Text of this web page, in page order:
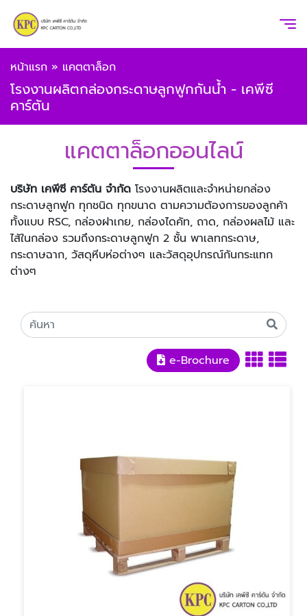
หน้าแรก » แคตตาล็อก
โรงงานผลิตกล่องกระดาษลูกฟูกกันน้ำ - เคพีซี
คาร์ตัน
แคตตาล็อกออนไลน์
บริษัท เคพีซี คาร์ตัน จำกัด โรงงานผลิตและจำหน่ายกล่อง
กระดาษลูกฟูก ทุกชนิด ทุกขนาด ตามความต้องการของลูกค้า
ทั้งแบบ RSC, กล่องฝาเกย, กล่องไดคัท, ถาด, กล่องผลไม้ และ
ไส้ในกล่อง รวมถึงกระดาษลูกฟูก 2 ชั้น พาเลทกระดาษ,
กระดาษฉาก, วัสดุหีบห่อต่างๆ และวัสดุอุปกรณ์กันกระแทก
ต่างๆ
e-Brochure